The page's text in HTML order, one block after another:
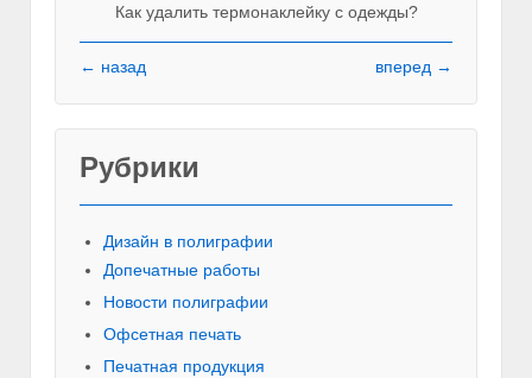
Как удалить термонаклейку с одежды?
← назад вперед →
Рубрики
Дизайн в полиграфии
Допечатные работы
Новости полиграфии
Офсетная печать
Печатная продукция